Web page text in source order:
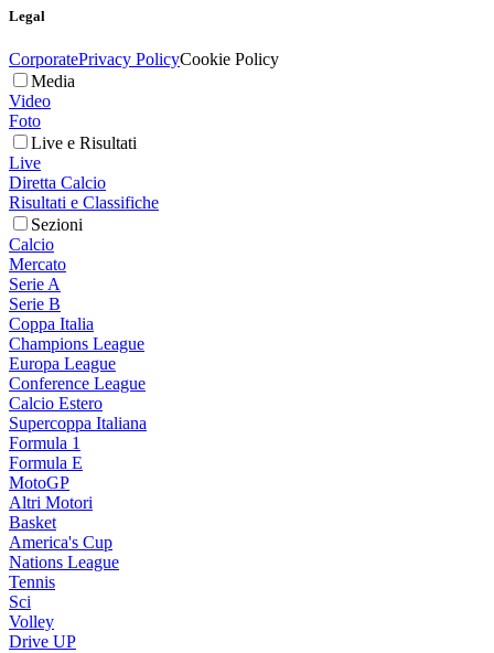
Legal
CorporatePrivacy PolicyCookie Policy
Media
Video
Foto
Live e Risultati
Live
Diretta Calcio
Risultati e Classifiche
Sezioni
Calcio
Mercato
Serie A
Serie B
Coppa Italia
Champions League
Europa League
Conference League
Calcio Estero
Supercoppa Italiana
Formula 1
Formula E
MotoGP
Altri Motori
Basket
America's Cup
Nations League
Tennis
Sci
Volley
Drive UP